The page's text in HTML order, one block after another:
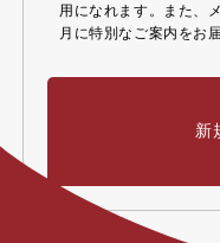
用になれます。また、
月に特別なご案内をお
新